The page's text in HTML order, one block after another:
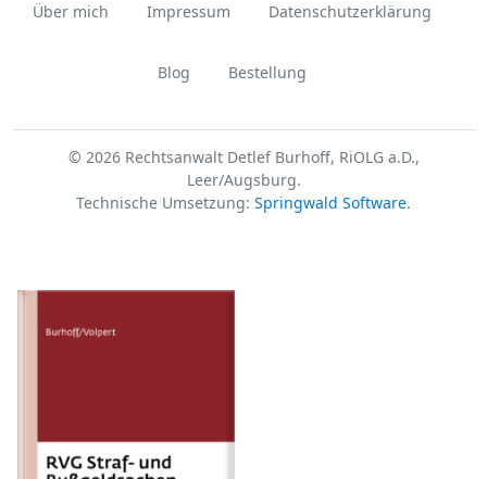
Über mich Impressum Datenschutzerklärung
Blog Bestellung
© 2026 Rechtsanwalt Detlef Burhoff, RiOLG a.D.,
Leer/Augsburg.
Technische Umsetzung: Springwald Software.